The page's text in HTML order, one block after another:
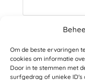
Om de beste ervaringen
cookies om informatie
Door in te stemmen met
surfgedrag of unieke ID's
Recente
Flexibiliteit,
zocht 4 januari
Flexibele bijbaan